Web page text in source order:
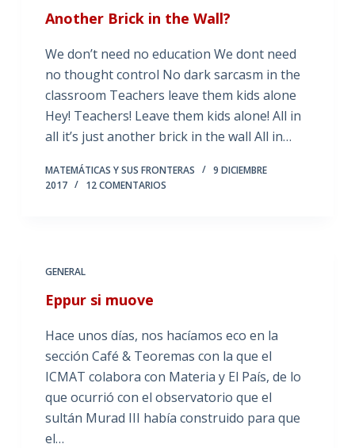
Another Brick in the Wall?
We don’t need no education We dont need
no thought control No dark sarcasm in the
classroom Teachers leave them kids alone
Hey! Teachers! Leave them kids alone! All in
all it’s just another brick in the wall All in…
MATEMÁTICAS Y SUS FRONTERAS
9 DICIEMBRE
2017
12 COMENTARIOS
GENERAL
Eppur si muove
Hace unos días, nos hacíamos eco en la
sección Café & Teoremas con la que el
ICMAT colabora con Materia y El País, de lo
que ocurrió con el observatorio que el
sultán Murad III había construido para que
el…